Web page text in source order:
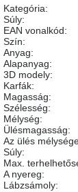
étkező,
amely
szórakoztat!
A
8.
születésnap
megünneplése
A
kedvenceid
Hírek
Kategória:
Súly:
EAN vonalkód:
Szín:
Anyag:
Alapanyag:
3D modely:
Karfák:
Magasság:
Szélesség:
Mélység:
Ülésmagasság:
Az ülés
Súly:
Max.
A nyereg:
Lábzsámoly: